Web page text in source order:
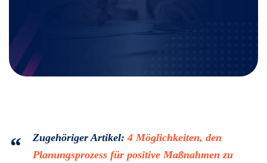
Zugehöriger Artikel:4 Möglichkeiten, den
Planungsprozess für positive Maßnahmen zu